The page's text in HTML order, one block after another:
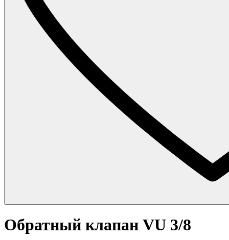
Обратный клапан VU 3/8